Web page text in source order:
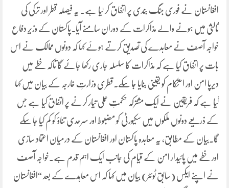
افغانستان نے فوری جنگ بندی پر اتفاق کر لیا ہے۔ یہ فیصلہ قطر اور ترکی کی
ثالثی میں ہونے والے مذاکرات کے دوران سامنے آیا۔پاکستان کے وزیرِ دفاع
خواجہ آصف نے معاہدے کی تصدیق کرتے ہوئے کہا کہ دونوں ممالک نے اس
بات پر اتفاق کیا ہے کہ مذاکرات کا سلسلہ جاری رکھا جائے گا تاکہ خطے میں
دیرپا امن اور استحکام کو یقینی بنایا جا سکے۔قطری وزارتِ خارجہ کے بیان میں کہا
گیا ہے کہ فریقین نے ایک مشترکہ حکمتِ عملی تیار کرنے پر اتفاق کیا ہے جس
کے ذریعے دونوں ملکوں میں سکیورٹی کو مضبوط اور سرحدی تناؤ کو کم کیا جا سکے
گا۔بیان کے مطابق، یہ معاہدہ پاکستان اور افغانستان کے درمیان اعتماد سازی
اور خطے میں پائیدار امن کے قیام کی جانب ایک اہم قدم ہے۔خواجہ آصف
نے اپنے ایکس (سابق ٹوئٹر) بیان میں کہا کہ اس معاہدے کے بعد “افغانستان